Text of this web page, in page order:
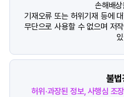
손해배
기재오류 또는 허위기재 등에
무단으로 사용할 수 없으며 저
불
허위·과장된 정보, 사행심 조